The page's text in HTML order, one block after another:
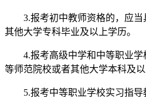
3.报考初中教师资格的，应
其他大学专科毕业及以上学历。
4.报考高级中学和中等职业
等师范院校或者其他大学本科及以
5.报考中等职业学校实习指